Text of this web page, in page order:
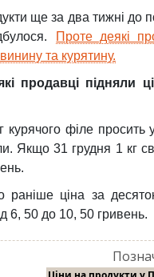
ще за два тижні до
Проте деякі
та курятину.
продавці підняли
курячого філе просить
Якщо 31 грудня 1 кг
раніше ціна за
6, 50 до 10, 50 гривень.